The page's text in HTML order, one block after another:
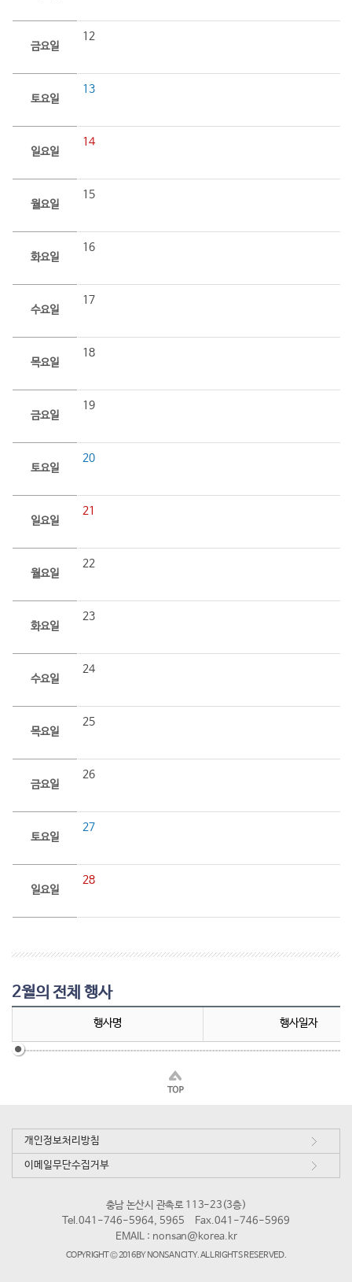
금요일
12
토요일
13
일요일
14
월요일
15
화요일
16
수요일
17
목요일
18
금요일
19
토요일
20
일요일
21
월요일
22
화요일
23
수요일
24
목요일
25
금요일
26
토요일
27
일요일
28
2월의 전체 행사
행사명 행사일자
개인정보처리방침
이메일무단수집거부
충남 논산시 관촉로 113-23(3층)
Tel.041-746-5964, 5965
Fax.041-746-5969
EMAIL : nonsan@korea.kr
COPYRIGHT © 2016 BY NONSAN CITY. ALL RIGHTS RESERVED.